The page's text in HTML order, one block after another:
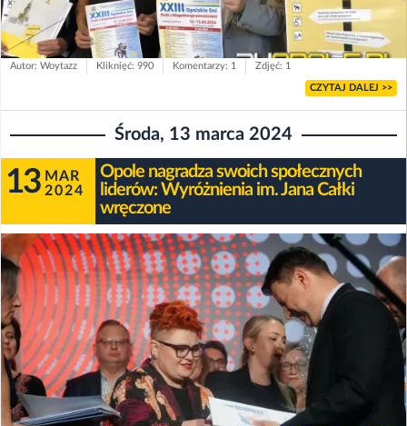
Autor: Woytazz Kliknięć: 990 Komentarzy: 1 Zdjęć: 1
CZYTAJ DALEJ >>
Środa, 13 marca 2024
13 MAR
2024
Opole nagradza swoich społecznych
liderów: Wyróżnienia im. Jana Całki
wręczone